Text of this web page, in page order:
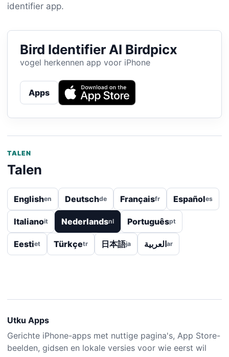
identifier app.
Bird Identifier AI Birdpicx
vogel herkennen app voor iPhone
Apps
TALEN
Talen
Englishen Deutschde Françaisfr Españoles
Italianoit Nederlandsnl Portuguêspt
Eestiet Türkçetr 日本語ja العربيةar
Utku Apps
Gerichte iPhone-apps met nuttige pagina's, App Store-
beelden, gidsen en lokale versies voor wie eerst wil